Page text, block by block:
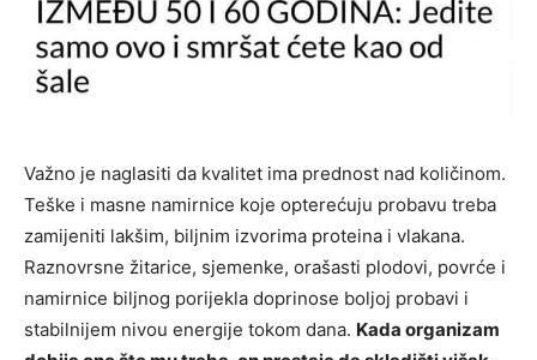
Važno je naglasiti da kvalitet ima prednost nad količinom.
Teške i masne namirnice koje opterećuju probavu treba
zamijeniti lakšim, biljnim izvorima proteina i vlakana.
Raznovrsne žitarice, sjemenke, orašasti plodovi, povrće i
namirnice biljnog porijekla doprinose boljoj probavi i
stabilnijem nivou energije tokom dana. Kada organizam